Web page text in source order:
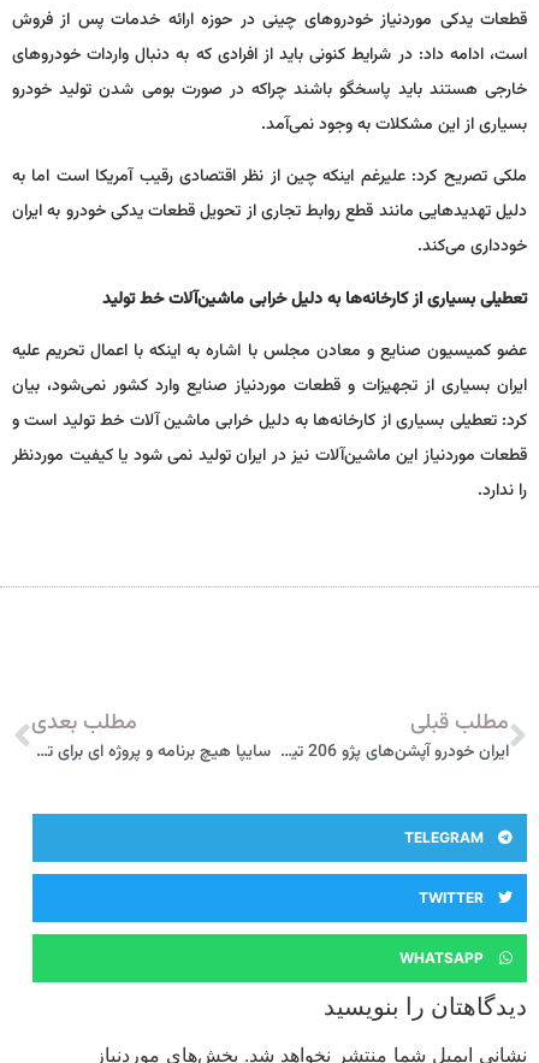
قطعات یدکی موردنیاز خودروهای چینی در حوزه ارائه خدمات پس از فروش
است، ادامه داد: در شرایط کنونی باید از افرادی که به دنبال واردات خودروهای
خارجی هستند باید پاسخگو باشند چراکه در صورت بومی شدن تولید خودرو
بسیاری از این مشکلات به وجود نمی‌آمد.
ملکی تصریح کرد: علیرغم اینکه چین از نظر اقتصادی رقیب آمریکا است اما به
دلیل تهدیدهایی مانند قطع روابط تجاری از تحویل قطعات یدکی خودرو به ایران
خودداری می‌کند.
تعطیلی بسیاری از کارخانه‌ها به دلیل خرابی ماشین‌آلات خط تولید
عضو کمیسیون صنایع و معادن مجلس با اشاره به اینکه با اعمال تحریم علیه
ایران بسیاری از تجهیزات و قطعات موردنیاز صنایع وارد کشور نمی‌شود، بیان
کرد: تعطیلی بسیاری از کارخانه‌ها به دلیل خرابی ماشین آلات خط تولید است و
قطعات موردنیاز این ماشین‌آلات نیز در ایران تولید نمی شود یا کیفیت موردنظر
را ندارد.
مطلب قبلی
ایران خودرو آپشن‌های پژو 206 تیپ 2 را کمتر کرد
مطلب بعدی
سایپا هیچ برنامه و پروژه ای برای تغییر موتور محصول ساندرو یا هر محصول مشترک دیگری ندارد
TELEGRAM
TWITTER
WHATSAPP
دیدگاهتان را بنویسید
نشانی ایمیل شما منتشر نخواهد شد. بخش‌های موردنیاز